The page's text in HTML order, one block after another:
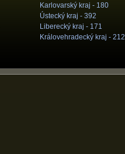
Karlovarský kraj - 180
Ústecký kraj - 392
Liberecký kraj - 171
Královehradecký kraj - 212